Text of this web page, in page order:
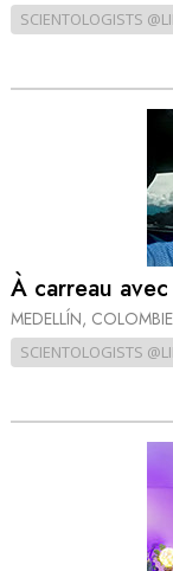
SCIENTOLOGISTS
À carreau
MEDELLÍN, COLOMBIE
SCIENTOLOGISTS